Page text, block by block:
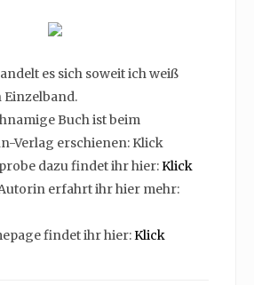
es sich soweit ich weiß
Einzelband.
Buch ist beim
Verlag erschienen: Klick
dazu findet ihr hier:Klick
erfahrt ihr hier mehr:
findet ihr hier:Klick